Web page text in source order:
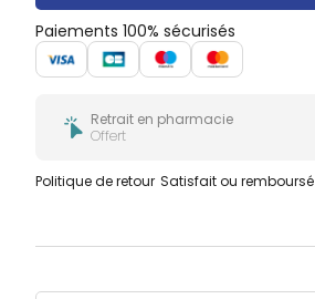
Paiements 100% sécurisés
Retrait en pharmacie
Offert
Politique de retour Satisfait ou remboursé